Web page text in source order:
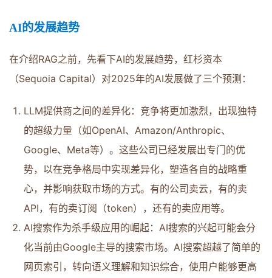
AI的发展趋势
在介绍RAG之前，先看下AI的发展趋势，红杉资本
（Sequoia Capital）对2025年的AI发展做了三个预测：
LLM提供商之间的差异化：竞争将更加激烈，出现独特
的超级力量（如OpenAI、Amazon/Anthropic、
Google、Meta等）。这些公司已经发展出专门的优
势，以在竞争格局中实现差异化，塑造各自的战略重
心，并影响获取市场的方式。有的公司卖云，有的卖
API，有的卖订阅（token），还有的卖应用等。
AI搜索作为杀手级应用的崛起：AI搜索的兴起可能会分
化当前由Google主导的搜索市场。AI搜索超越了简单的
网页索引，转向语义理解和知识综合，使用户能够更高